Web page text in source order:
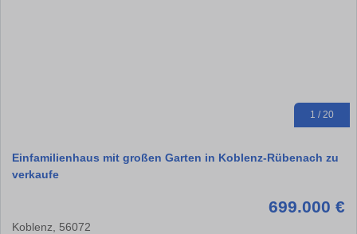
1 / 20
Einfamilienhaus mit großen Garten in Koblenz-Rübenach zu
verkaufe
699.000 €
Koblenz, 56072